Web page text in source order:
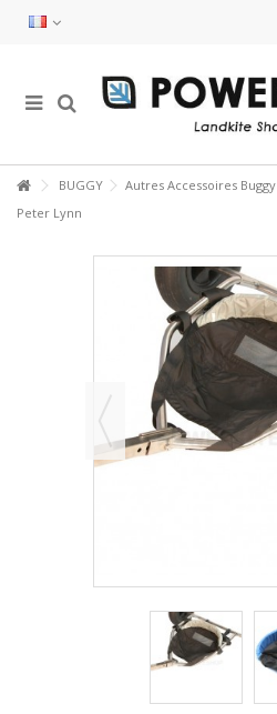
BUGGY Autres Accessoires Buggy
Peter Lynn